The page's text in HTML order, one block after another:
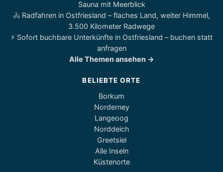
Sauna mit Meerblick
🚴 Radfahren in Ostfriesland – flaches Land, weiter Himmel,
3.500 Kilometer Radwege
⚡ Sofort buchbare Unterkünfte in Ostfriesland – buchen statt
anfragen
Alle Themen ansehen →
BELIEBTE ORTE
Borkum
Norderney
Langeoog
Norddeich
Greetsiel
Alle Inseln
Küstenorte